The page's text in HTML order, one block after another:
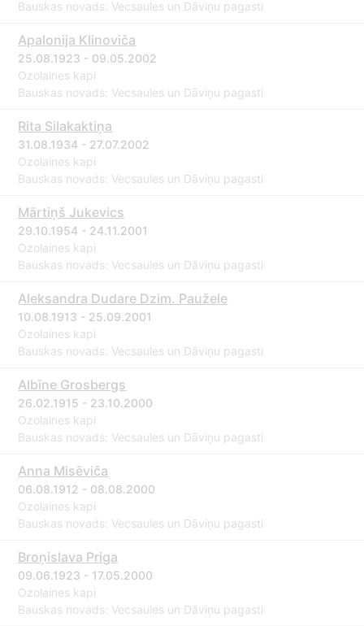
Bauskas novads: Vecsaules un Dāviņu pagasti
Apalonija Klinoviča
25.08.1923 - 09.05.2002
Ozolaines kapi
Bauskas novads: Vecsaules un Dāviņu pagasti
Rita Silakaktiņa
31.08.1934 - 27.07.2002
Ozolaines kapi
Bauskas novads: Vecsaules un Dāviņu pagasti
Mārtiņš Jukevics
29.10.1954 - 24.11.2001
Ozolaines kapi
Bauskas novads: Vecsaules un Dāviņu pagasti
Aleksandra Dudare Dzim. Paužele
10.08.1913 - 25.09.2001
Ozolaines kapi
Bauskas novads: Vecsaules un Dāviņu pagasti
Albīne Grosbergs
26.02.1915 - 23.10.2000
Ozolaines kapi
Bauskas novads: Vecsaules un Dāviņu pagasti
Anna Misēviča
06.08.1912 - 08.08.2000
Ozolaines kapi
Bauskas novads: Vecsaules un Dāviņu pagasti
Broņislava Priga
09.06.1923 - 17.05.2000
Ozolaines kapi
Bauskas novads: Vecsaules un Dāviņu pagasti